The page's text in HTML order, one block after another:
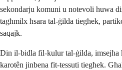
sekondarju komuni u notevoli huwa
tagħmilx ħsara tal-ġilda tiegħek,
saqajk.
Din il-bidla fil-kulur tal-ġilda, imsejħa
karotên jinbena fit-tessuti tiegħek.